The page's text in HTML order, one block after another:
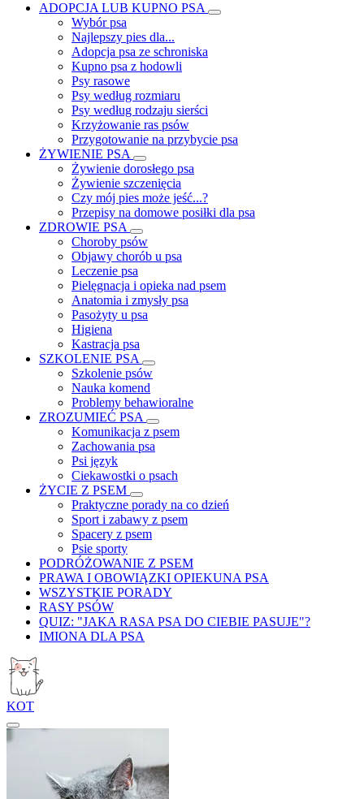
ADOPCJA LUB KUPNO PSA
Wybór psa
Najlepszy pies dla...
Adopcja psa ze schroniska
Kupno psa z hodowli
Psy rasowe
Psy według rozmiaru
Psy według rodzaju sierści
Krzyżowanie ras psów
Przygotowanie na przybycie psa
ŻYWIENIE PSA
Żywienie dorosłego psa
Żywienie szczenięcia
Czy mój pies może jeść...?
Przepisy na domowe posiłki dla psa
ZDROWIE PSA
Choroby psów
Objawy chorób u psa
Leczenie psa
Pielęgnacja i opieka nad psem
Anatomia i zmysły psa
Pasożyty u psa
Higiena
Kastracja psa
SZKOLENIE PSA
Szkolenie psów
Nauka komend
Problemy behawioralne
ZROZUMIEĆ PSA
Komunikacja z psem
Zachowania psa
Psi język
Ciekawostki o psach
ŻYCIE Z PSEM
Praktyczne porady na co dzień
Sport i zabawy z psem
Spacery z psem
Psie sporty
PODRÓŻOWANIE Z PSEM
PRAWA I OBOWIĄZKI OPIEKUNA PSA
WSZYSTKIE PORADY
RASY PSÓW
QUIZ: "JAKA RASA PSA DO CIEBIE PASUJE"?
IMIONA DLA PSA
KOT